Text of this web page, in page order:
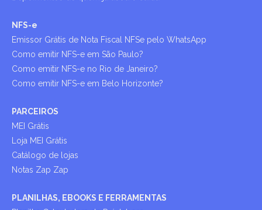
NFS-e
Emissor Grátis de Nota Fiscal NFSe pelo WhatsApp
Como emitir NFS-e em São Paulo?
Como emitir NFS-e no Rio de Janeiro?
Como emitir NFS-e em Belo Horizonte?
PARCEIROS
MEI Grátis
Loja MEI Grátis
Catálogo de lojas
Notas Zap Zap
PLANILHAS, EBOOKS E FERRAMENTAS